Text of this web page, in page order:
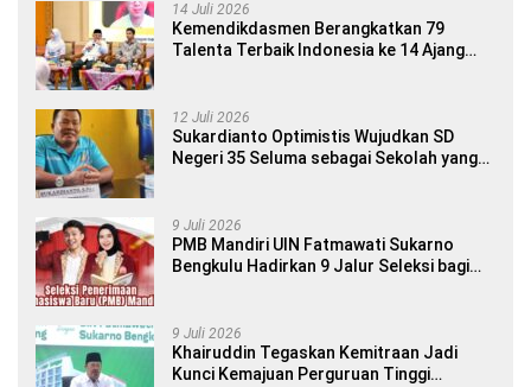
14 Juli 2026
Kemendikdasmen Berangkatkan 79
Talenta Terbaik Indonesia ke 14 Ajang
12 Juli 2026
Sukardianto Optimistis Wujudkan SD
Negeri 35 Seluma sebagai Sekolah yang
9 Juli 2026
PMB Mandiri UIN Fatmawati Sukarno
Bengkulu Hadirkan 9 Jalur Seleksi bagi
9 Juli 2026
Khairuddin Tegaskan Kemitraan Jadi
Kunci Kemajuan Perguruan Tinggi